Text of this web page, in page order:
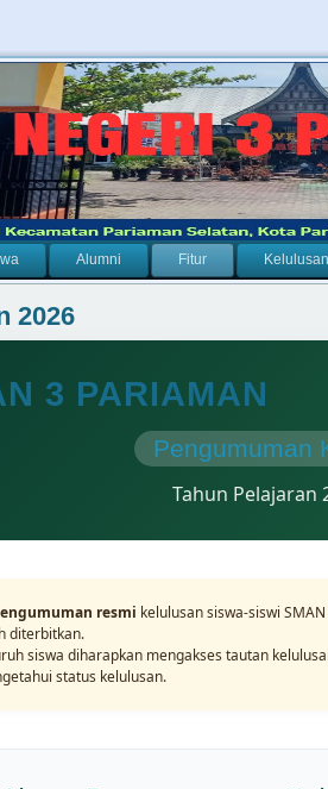
Alumni Fitur
2026
3 PARIAMAN
Pengumuman
Tahun Pelajaran
resmi kelulusan siswa-siswi
diterbitkan.
siswa diharapkan mengakses tautan
status kelulusan.